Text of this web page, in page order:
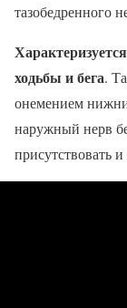
тазобедренного
ходьбы и бега.
онемением
наружный нерв
присутствовать